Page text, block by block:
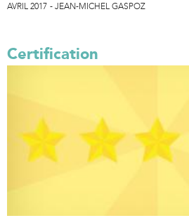
AVRIL 2017 JEAN-MICHEL GASPOZ
Certification